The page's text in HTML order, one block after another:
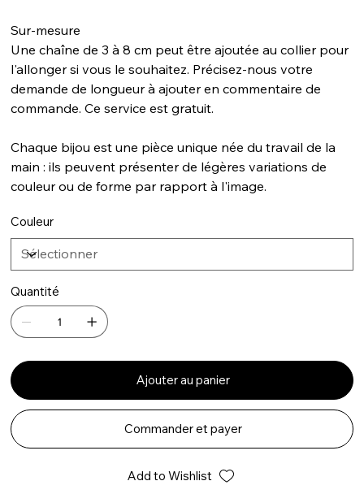
Sur-mesure
Une chaîne de 3 à 8 cm peut être ajoutée au collier pour
l'allonger si vous le souhaitez. Précisez-nous votre
demande de longueur à ajouter en commentaire de
commande. Ce service est gratuit.
Chaque bijou est une pièce unique née du travail de la
main : ils peuvent présenter de légères variations de
couleur ou de forme par rapport à l'image.
Couleur
Quantité
Ajouter au panier
Commander et payer
Add to Wishlist